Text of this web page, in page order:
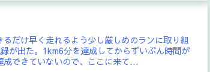
だけ早く走れるよう少し厳しめのランに取り組
が出た。1km6分を達成してからずいぶん時間が
できていないので、ここに来て...